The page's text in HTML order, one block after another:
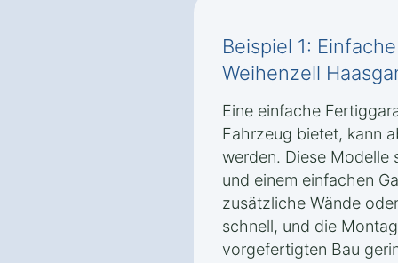
Beispiel 1:
Weihenzell
Eine einfache
Fahrzeug bietet, kann
werden. Diese Modelle
und einem einfachen
zusätzliche Wände
schnell, und die
vorgefertigten Bau